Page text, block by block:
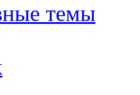
темы